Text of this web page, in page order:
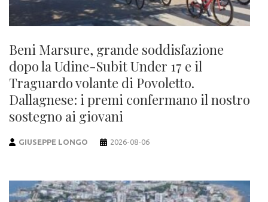
Beni Marsure, grande soddisfazione
dopo la Udine-Subit Under 17 e il
Traguardo volante di Povoletto.
Dallagnese: i premi confermano il nostro
sostegno ai giovani
GIUSEPPE LONGO 2026-08-06